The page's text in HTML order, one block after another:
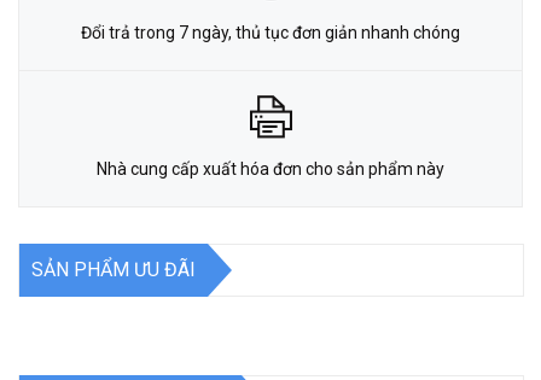
Đổi trả trong 7 ngày, thủ tục đơn giản nhanh chóng
Nhà cung cấp xuất hóa đơn cho sản phẩm này
SẢN PHẨM ƯU ĐÃI